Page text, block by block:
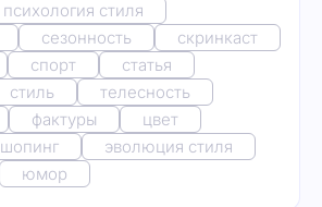
психология стиля
сезонность
скринкаст
спорт
статья
стиль
телесность
фактуры
цвет
шопинг
эволюция стиля
юмор